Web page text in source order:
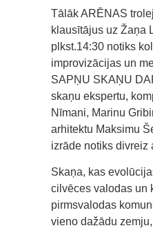
Tālāk ARĒNAS
klausītājus uz Žaņa
plkst.14:30 notiks
improvizācijas un
SAPŅU SKAŅU
skaņu ekspertu,
Nīmani, Marinu
arhitektu Maksimu
izrāde notiks divreiz
Skaņa, kas
cilvēces valodas un
pirmsvalodas
vieno dažādu